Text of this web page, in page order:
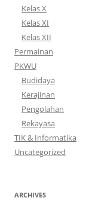
Kelas X
Kelas XI
Kelas XII
Permainan
PKWU
Budidaya
Kerajinan
Pengolahan
Rekayasa
TIK & Informatika
Uncategorized
ARCHIVES